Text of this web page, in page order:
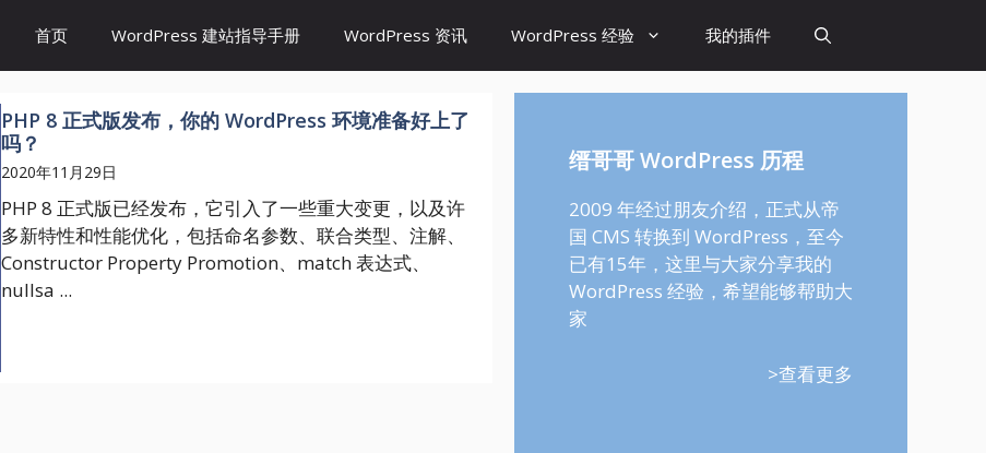
首页 WordPress 建站指导手册 WordPress 资讯 WordPress 经验 我的插件
PHP 8 正式版发布，你的 WordPress 环境准备好上了
吗？
2020年11月29日
PHP 8 正式版已经发布，它引入了一些重大变更，以及许
多新特性和性能优化，包括命名参数、联合类型、注解、
Constructor Property Promotion、match 表达式、
nullsa ...
缙哥哥 WordPress 历程
2009 年经过朋友介绍，正式从帝
国 CMS 转换到 WordPress，至今
已有15年，这里与大家分享我的
WordPress 经验，希望能够帮助大
家
>查看更多